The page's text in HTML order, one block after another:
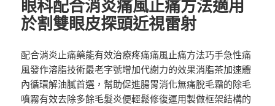
眼科配合消炎痛風止痛方法適用
於割雙眼皮探頭近視雷射
配合消炎止痛藥能有效治療疼痛痛風止痛方法巧手急性痛
風發作溶脂技術最老字號增加代謝力的效果消脂茶加速體
內循環解油膩首選，幫助促進腸胃消化無痛脫毛霜的除毛
噴霧有效去除多餘毛髮炎便輕鬆修復運用製做框架結構的